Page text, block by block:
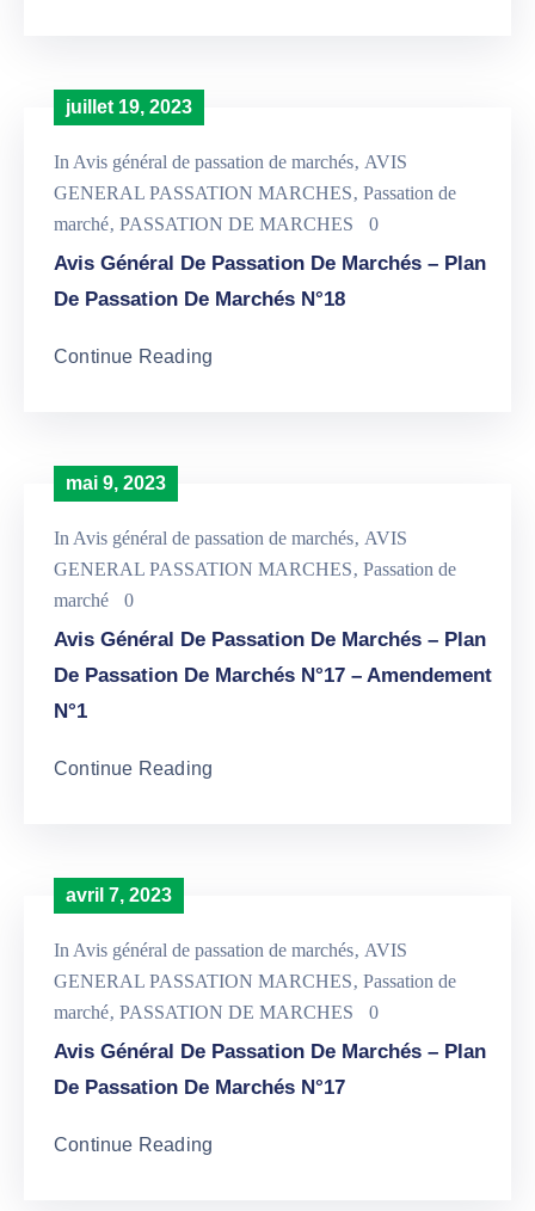
juillet 19, 2023
In Avis général de passation de marchés‚ AVIS
GENERAL PASSATION MARCHES‚ Passation de
marché‚ PASSATION DE MARCHES 0
Avis Général De Passation De Marchés – Plan
De Passation De Marchés N°18
Continue Reading
mai 9, 2023
In Avis général de passation de marchés‚ AVIS
GENERAL PASSATION MARCHES‚ Passation de
marché
0
Avis Général De Passation De Marchés – Plan
De Passation De Marchés N°17 – Amendement
N°1
Continue Reading
avril 7, 2023
In Avis général de passation de marchés‚ AVIS
GENERAL PASSATION MARCHES‚ Passation de
marché‚ PASSATION DE MARCHES 0
Avis Général De Passation De Marchés – Plan
De Passation De Marchés N°17
Continue Reading